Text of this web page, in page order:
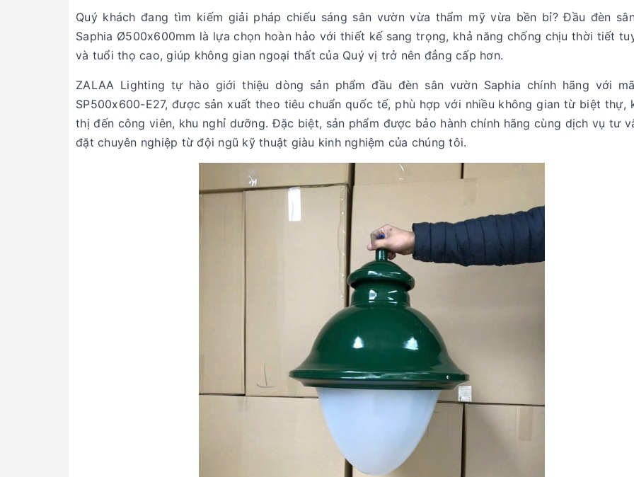
Quý khách đang tìm kiếm giải pháp chiếu sáng sân vườn vừa thẩm mỹ vừa bền bỉ? Đầu đèn
Saphia Ø500x600mm là lựa chọn hoàn hảo với thiết kế sang trọng, khả năng chống chịu thời tiết
và tuổi thọ cao, giúp không gian ngoại thất của Quý vị trở nên đẳng cấp hơn.
ZALAA Lighting tự hào giới thiệu dòng sản phẩm đầu đèn sân vườn Saphia chính hãng với
SP500x600-E27, được sản xuất theo tiêu chuẩn quốc tế, phù hợp với nhiều không gian từ biệt thự,
thị đến công viên, khu nghỉ dưỡng. Đặc biệt, sản phẩm được bảo hành chính hãng cùng dịch vụ tư
đặt chuyên nghiệp từ đội ngũ kỹ thuật giàu kinh nghiệm của chúng tôi.